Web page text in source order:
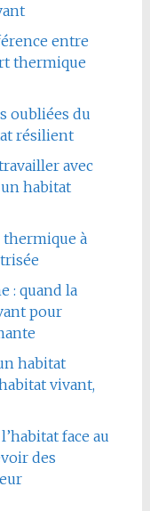
entre
thermique
oubliées du
résilient
avec
habitat
thermique à
: quand la
pour
habitat
vivant,
face au
des